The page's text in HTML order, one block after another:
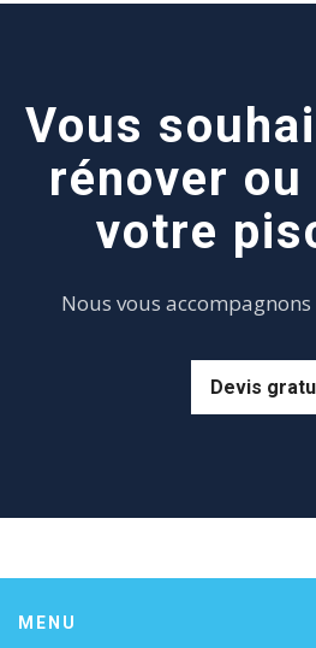
Vous
rénover
votre
Nous vous
Devis
MENU